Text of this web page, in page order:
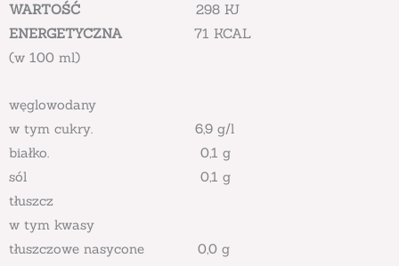
WARTOŚĆ 298 KJ
ENERGETYCZNA 71 KCAL
(w 100 ml)
węglowodany
w tym cukry. 6,9 g/l
białko. 0,1 g
sól 0,1 g
tłuszcz
w tym kwasy
tłuszczowe nasycone 0,0 g